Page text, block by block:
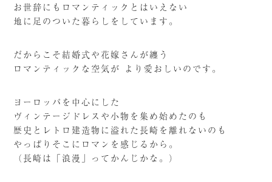
お世辞にもロマンティックとはいえない
地に足のついた暮らしをしています。
だからこそ結婚式や花嫁さんが纏う
ロマンティックな空気が より愛おしいのです。
ヨーロッパを中心にした
ヴィンテージドレスや小物を集め始めたのも
歴史とレトロ建造物に溢れた長崎を離れないのも
やっぱりそこにロマンを感じるから。
（長崎は「浪漫」ってかんじかな。）